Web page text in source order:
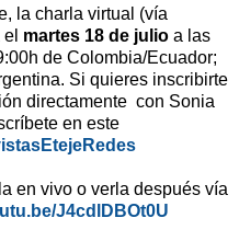
la charla virtual (vía
martes 18 de julio a las
de Colombia/Ecuador;
Si quieres inscribirte
directamente con Sonia
en este
en vivo o verla después vía
J4cdlDBOt0U